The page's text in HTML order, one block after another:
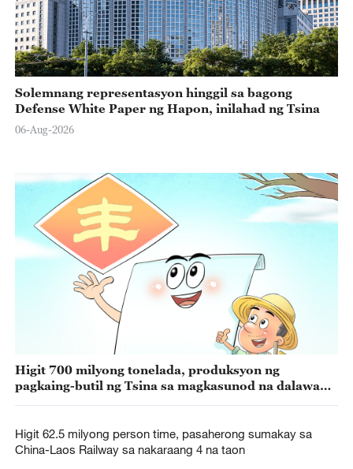
Solemnang representasyon hinggil sa bagong
Defense White Paper ng Hapon, inilahad ng Tsina
06-Aug-2026
Higit 700 milyong tonelada, produksyon ng
pagkaing-butil ng Tsina sa magkasunod na dalawang
Higit 62.5 milyong person time, pasaherong sumakay sa
China-Laos Railway sa nakaraang 4 na taon